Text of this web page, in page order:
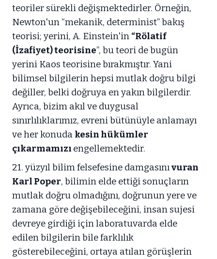
teoriler sürekli değişmektedirler. Örneğin,
Newton'un “mekanik, determinist” bakış
teorisi; yerini, A. Einstein'in “Rölatif
(İzafiyet) teorisine”, bu teori de bugün
yerini Kaos teorisine bırakmıştır. Yani
bilimsel bilgilerin hepsi mutlak doğru bilgi
değiller, belki doğruya en yakın bilgilerdir.
Ayrıca, bizim akıl ve duygusal
sınırlılıklarımız, evreni bütünüyle anlamayı
ve her konuda kesin hükümler
çıkarmamızı engellemektedir.
21. yüzyıl bilim felsefesine damgasınıvuran
Karl Poper, bilimin elde ettiği sonuçların
mutlak doğru olmadığını, doğrunun yere ve
zamana göre değişebileceğini, insan sujesi
devreye girdiği için laboratuvarda elde
edilen bilgilerin bile farklılık
gösterebileceğini, ortaya atılan görüşlerin